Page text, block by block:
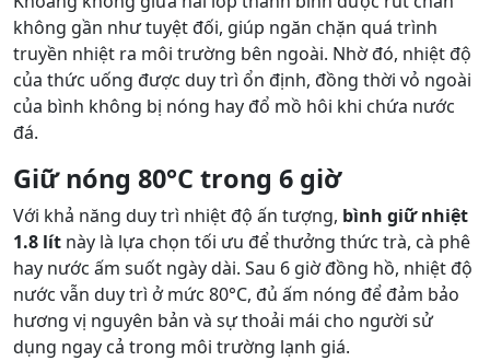
không gần như tuyệt đối, giúp ngăn chặn quá trình
truyền nhiệt ra môi trường bên ngoài. Nhờ đó, nhiệt độ
của thức uống được duy trì ổn định, đồng thời vỏ ngoài
của bình không bị nóng hay đổ mồ hôi khi chứa nước
đá.
Giữ nóng 80°C trong 6 giờ
Với khả năng duy trì nhiệt độ ấn tượng, bình giữ nhiệt
1.8 lít này là lựa chọn tối ưu để thưởng thức trà, cà phê
hay nước ấm suốt ngày dài. Sau 6 giờ đồng hồ, nhiệt độ
nước vẫn duy trì ở mức 80°C, đủ ấm nóng để đảm bảo
hương vị nguyên bản và sự thoải mái cho người sử
dụng ngay cả trong môi trường lạnh giá.